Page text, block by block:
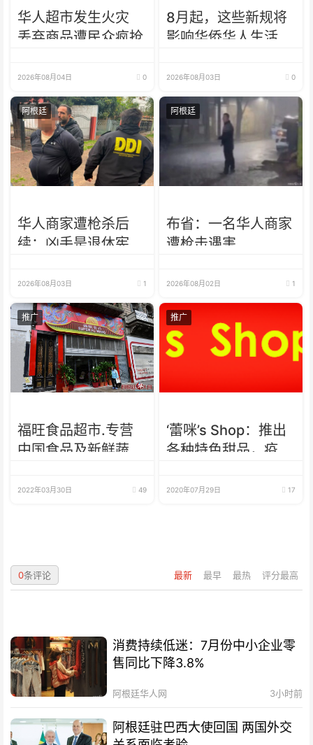
华人超市发生火灾
丢弃商品遭民众疯抢
2026年08月04日 0
8月起，这些新规将
影响华侨华人生活
2026年08月03日 0
阿根廷
华人商家遭枪杀后
续：凶手是退休宪
2026年08月03日 1
阿根廷
布省：一名华人商家
遭枪击遇害
2026年08月02日 1
推广
福旺食品超市.专营
中国食品及新鲜蔬
2022年03月30日 49
推广
‘蕾咪’s Shop：推出
各种特色甜品，疫情
2020年07月29日 17
最新 最早 最热 评分最高
0条评论
消费持续低迷：7月份中小企业零
售同比下降3.8%
阿根廷华人网 3小时前
阿根廷驻巴西大使回国 两国外交